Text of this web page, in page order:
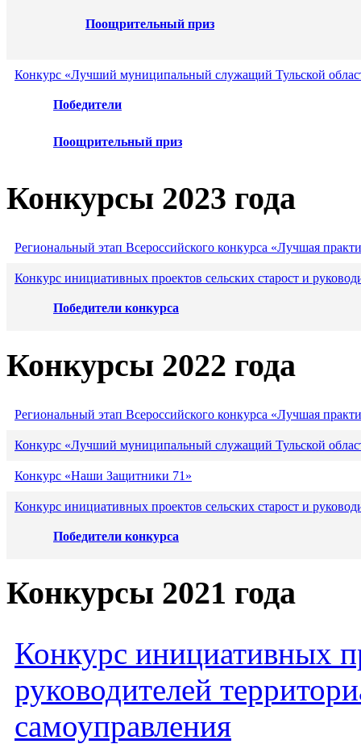
Поощрительный приз
Конкурс «Лучший муниципальный служащий Тульской
Победители
Поощрительный приз
Конкурсы 2023 года
Региональный этап Всероссийского конкурса «Лучшая
Конкурс инициативных проектов сельских старост и
Победители конкурса
Конкурсы 2022 года
Региональный этап Всероссийского конкурса «Лучшая
Конкурс «Лучший муниципальный служащий Тульской
Конкурс «Наши Защитники 71»
Конкурс инициативных проектов сельских старост и
Победители конкурса
Конкурсы 2021 года
Конкурс инициативных
руководителей
самоуправления